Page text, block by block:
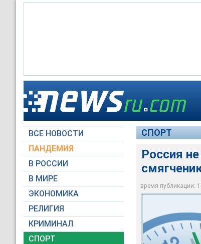
ВСЕ НОВОСТИ
ПАНДЕМИЯ
В РОССИИ
В МИРЕ
ЭКОНОМИКА
РЕЛИГИЯ
КРИМИНАЛ
СПОРТ
СПОРТ
Россия
время публикации:
Маргарита
Фото: